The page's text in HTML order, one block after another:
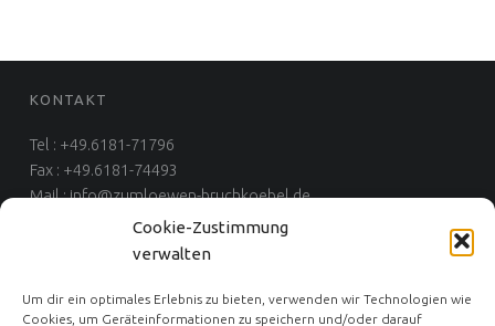
Cookie-Zustimmung
verwalten
Um dir ein optimales Erlebnis zu bieten, verwenden wir Technologien wie
Cookies, um Geräteinformationen zu speichern und/oder darauf
FOOTER SIDEBAR
KONTAKT
Tel : +49.6181-71796
Fax : +49.6181-74493
Mail : info@zumloewen-bruchkoebel.de
Impressum